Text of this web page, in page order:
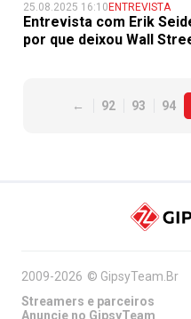
25.08.2025 16:10 ENTREVISTA
Entrevista com Erik
por que deixou Wall
← 92 93 94
2009-2026 © GipsyTeam.Br
Streamers e parceiros
Anuncie no GipsyTeam